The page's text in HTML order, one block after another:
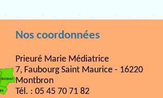
Nos coordonnées
Prieuré Marie Médiatrice
7, Faubourg Saint Maurice - 16220
Montbron
Tél. : 05 45 70 71 82